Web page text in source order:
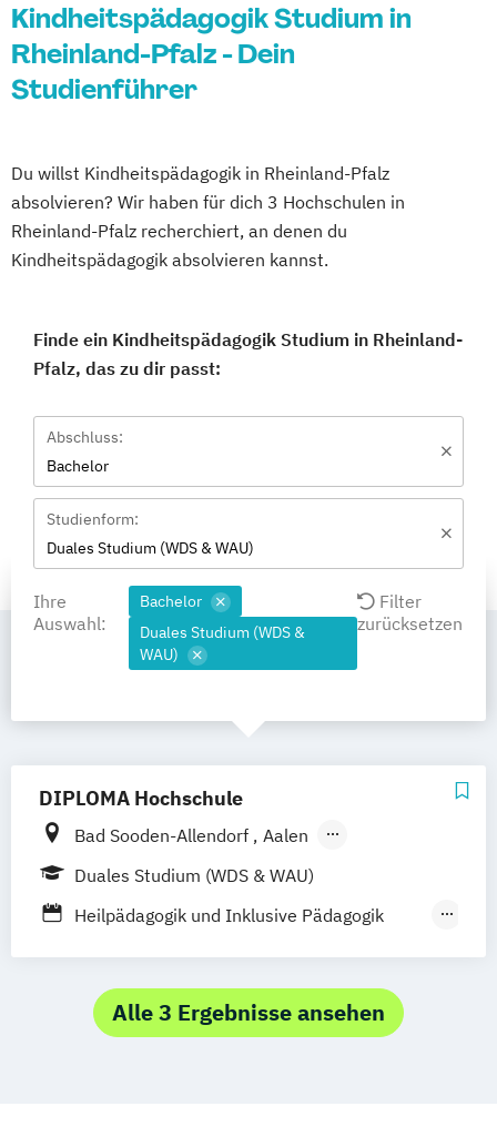
Kindheitspädagogik Studium in
Rheinland-Pfalz - Dein
Studienführer
Du willst Kindheitspädagogik in Rheinland-Pfalz
absolvieren? Wir haben für dich 3 Hochschulen in
Rheinland-Pfalz recherchiert, an denen du
Kindheitspädagogik absolvieren kannst.
Finde ein Kindheitspädagogik Studium in Rheinland-
Pfalz, das zu dir passt:
Abschluss:
Bachelor
Studienform:
Duales Studium (WDS & WAU)
Ihre
Auswahl:
Bachelor
Duales Studium (WDS &
WAU)
Filter
zurücksetzen
DIPLOMA Hochschule
Bad Sooden-Allendorf
Aalen
Baden-Baden
Berlin Bonn
Heilbronn Kassel Leipzig Mannheim
München Bochum Kaiserslautern
Wiesbaden Regenstauf Dresden
Hoyerswerda Magdeburg Ostfildern
Duales Studium (WDS & WAU)
Heil­pädagogik und Inklusive Pädagogik
Soziale Arbeit Duales Studium
Alle 3 Ergebnisse ansehen